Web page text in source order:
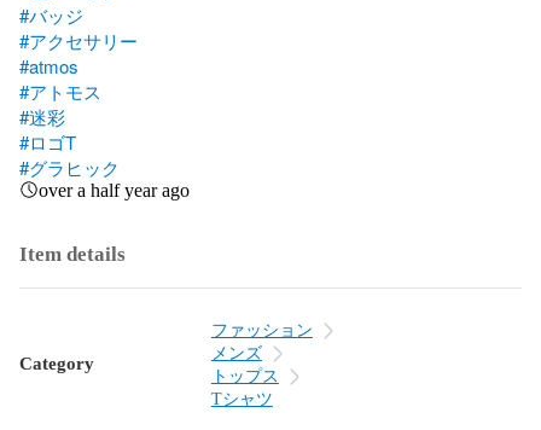
#バッジ
#アクセサリー
#atmos
#アトモス
#迷彩
#ロゴT
#グラヒック
over a half year ago
Item details
Category
ファッション
メンズ
トップス
Tシャツ